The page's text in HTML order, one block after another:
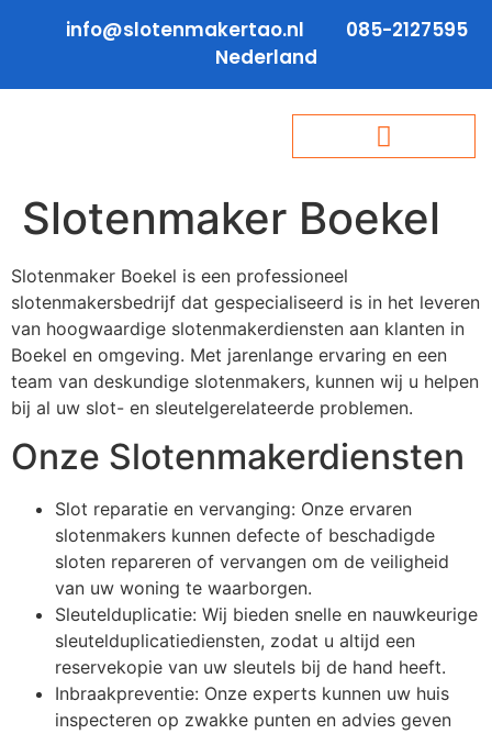
info@slotenmakertao.nl
085-2127595
Nederland
Slotenmaker Boekel
Slotenmaker Boekel is een professioneel
slotenmakersbedrijf dat gespecialiseerd is in het leveren
van hoogwaardige slotenmakerdiensten aan klanten in
Boekel en omgeving. Met jarenlange ervaring en een
team van deskundige slotenmakers, kunnen wij u helpen
bij al uw slot- en sleutelgerelateerde problemen.
Onze Slotenmakerdiensten
Slot reparatie en vervanging: Onze ervaren
slotenmakers kunnen defecte of beschadigde
sloten repareren of vervangen om de veiligheid
van uw woning te waarborgen.
Sleutelduplicatie: Wij bieden snelle en nauwkeurige
sleutelduplicatiediensten, zodat u altijd een
reservekopie van uw sleutels bij de hand heeft.
Inbraakpreventie: Onze experts kunnen uw huis
inspecteren op zwakke punten en advies geven